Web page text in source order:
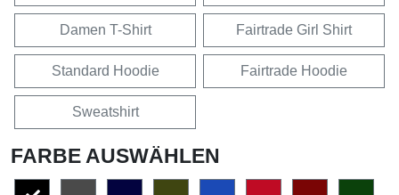
Damen T-Shirt Fairtrade Girl Shirt
Standard Hoodie Fairtrade Hoodie
Sweatshirt
FARBE AUSWÄHLEN